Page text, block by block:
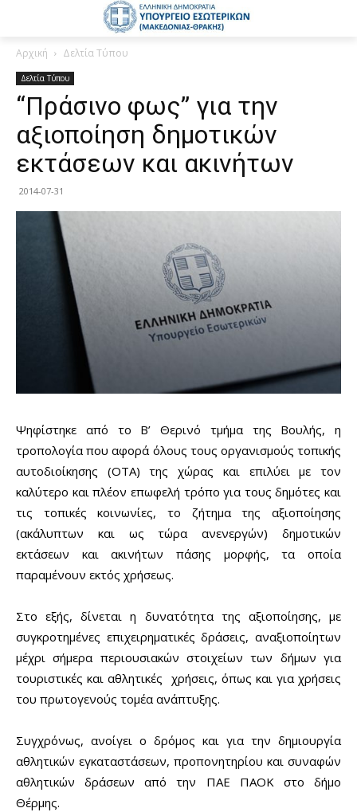
Αρχική Δελτία Τύπου
Δελτία Τύπου
“Πράσινο φως” για την
αξιοποίηση δημοτικών
εκτάσεων και ακινήτων
2014-07-31
Ψηφίστηκε από το Β’ Θερινό τμήμα της Βουλής, η
τροπολογία που αφορά όλους τους οργανισμούς τοπικής
αυτοδιοίκησης (ΟΤΑ) της χώρας και επιλύει με τον
καλύτερο και πλέον επωφελή τρόπο για τους δημότες και
τις τοπικές κοινωνίες, το ζήτημα της αξιοποίησης
(ακάλυπτων και ως τώρα ανενεργών) δημοτικών
εκτάσεων και ακινήτων πάσης μορφής, τα οποία
παραμένουν εκτός χρήσεως.
Στο εξής, δίνεται η δυνατότητα της αξιοποίησης, με
συγκροτημένες επιχειρηματικές δράσεις, αναξιοποίητων
μέχρι σήμερα περιουσιακών στοιχείων των δήμων για
τουριστικές και αθλητικές χρήσεις, όπως και για χρήσεις
του πρωτογενούς τομέα ανάπτυξης.
Συγχρόνως, ανοίγει ο δρόμος και για την δημιουργία
αθλητικών εγκαταστάσεων, προπονητηρίου και συναφών
αθλητικών δράσεων από την ΠΑΕ ΠΑΟΚ στο δήμο
Θέρμης.